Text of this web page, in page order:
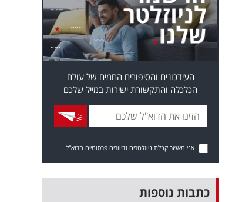
העידכונים והסיפורים החמים של עולם
הכלכלה והתקשורת ישירות במייל שלכם
אני מאשר קבלת ניוזלטרים ודיוורים פרסומיים בדוא"ל
כתבות נוספות